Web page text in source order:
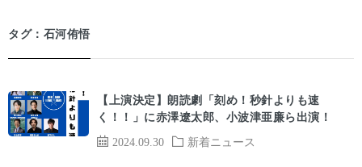
タグ：石河侑悟
2024.09.30 新着ニュース
【上演決定】朗読劇「刻め！秒針よりも速
く！！」に赤澤遼太郎、小波津亜廉ら出演！